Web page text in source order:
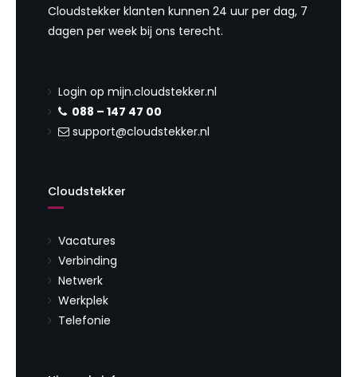
Cloudstekker klanten kunnen 24 uur per dag, 7
dagen per week bij ons terecht.
Login op mijn.cloudstekker.nl
088 – 147 47 00
support@cloudstekker.nl
Cloudstekker
Vacatures
Verbinding
Netwerk
Werkplek
Telefonie